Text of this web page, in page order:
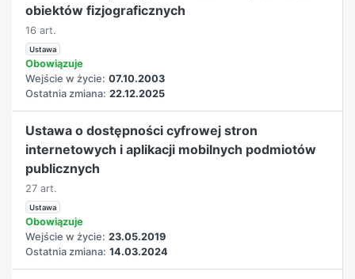
obiektów fizjograficznych
16 art.
Ustawa
Obowiązuje
Wejście w życie: 07.10.2003
Ostatnia zmiana: 22.12.2025
Ustawa o dostępności cyfrowej stron
internetowych i aplikacji mobilnych podmiotów
publicznych
27 art.
Ustawa
Obowiązuje
Wejście w życie: 23.05.2019
Ostatnia zmiana: 14.03.2024